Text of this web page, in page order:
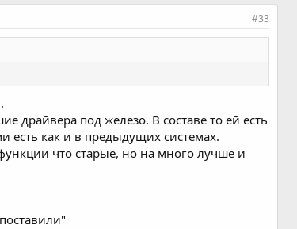
#33
драйвера под железо. В составе то ей есть
есть как и в предыдущих системах.
что старые, но на много лучше и